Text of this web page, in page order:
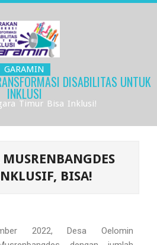
GARAMIN
DISABILITAS UNTUK
INKLUSI
Timur Bisa Inklusi!
BISA!
2022, Desa Oelomin